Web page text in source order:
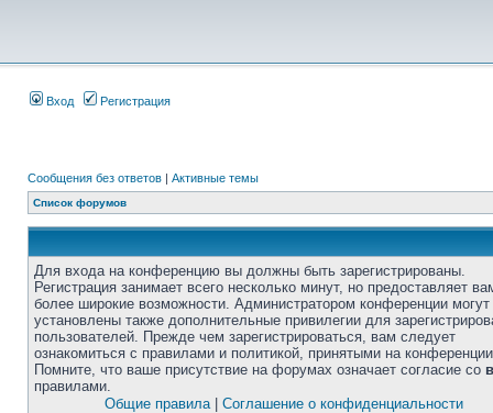
Вход Регистрация
Сообщения без ответов | Активные темы
Список форумов
Для входа на конференцию вы должны быть зарегистрированы.
Регистрация занимает всего несколько минут, но предоставляет
более широкие возможности. Администратором конференции
установлены также дополнительные привилегии для
пользователей. Прежде чем зарегистрироваться, вам следует
ознакомиться с правилами и политикой, принятыми на
Помните, что ваше присутствие на форумах означает согласие со
правилами.
Общие правила| Соглашение о конфиденциальности